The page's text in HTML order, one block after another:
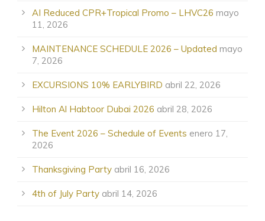
AI Reduced CPR+Tropical Promo – LHVC26 mayo
11, 2026
MAINTENANCE SCHEDULE 2026 – Updated mayo
7, 2026
EXCURSIONS 10% EARLYBIRD abril 22, 2026
Hilton Al Habtoor Dubai 2026 abril 28, 2026
The Event 2026 – Schedule of Events enero 17,
2026
Thanksgiving Party abril 16, 2026
4th of July Party abril 14, 2026